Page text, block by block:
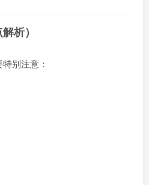
析）
别注意：